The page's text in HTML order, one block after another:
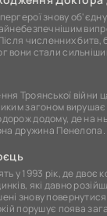
знову
численних битв,
вони стали
Троянської війни
загоном вирушає
додому, де на
дружина
у 1993 рік, де двоє
які давно
знову
порушує поява